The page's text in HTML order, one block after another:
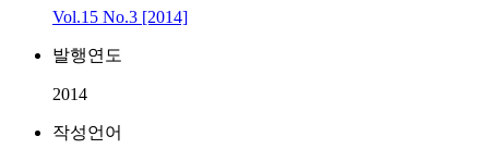
Vol.15 No.3 [2014]
발행연도
2014
작성언어